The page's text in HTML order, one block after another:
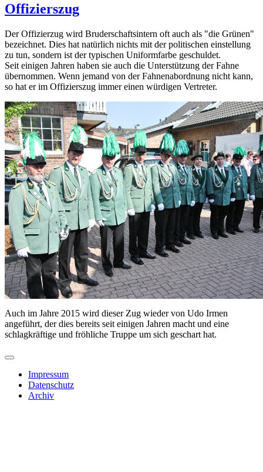
Offizierszug
Der Offizierzug wird Bruderschaftsintern oft auch als "die Grünen"
bezeichnet. Dies hat natürlich nichts mit der politischen einstellung
zu tun, sondern ist der typischen Uniformfarbe geschuldet.
Seit einigen Jahren haben sie auch die Unterstützung der Fahne
übernommen. Wenn jemand von der Fahnenabordnung nicht kann,
so hat er im Offizierszug immer einen würdigen Vertreter.
Auch im Jahre 2015 wird dieser Zug wieder von Udo Irmen
angeführt, der dies bereits seit einigen Jahren macht und eine
schlagkräftige und fröhliche Truppe um sich geschart hat.
Impressum
Datenschutz
Archiv